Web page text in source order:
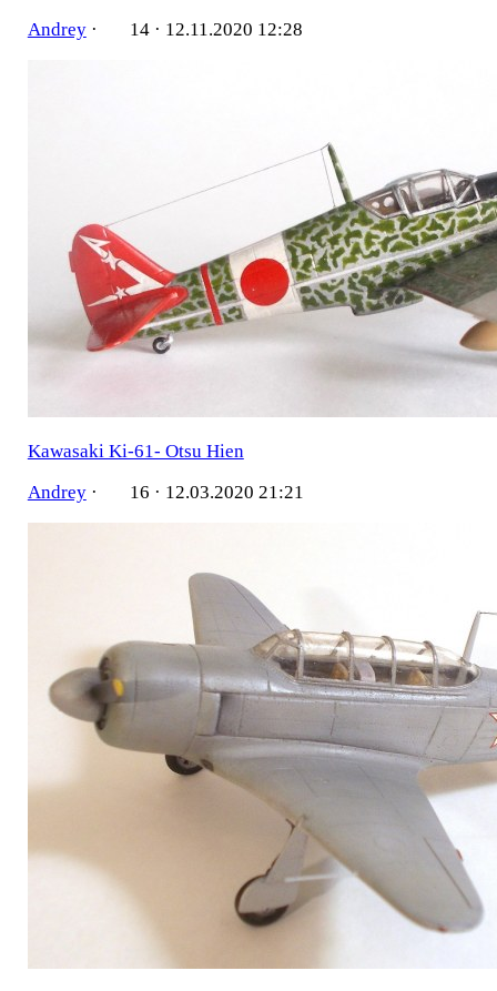
Andrey· 14 · 12.11.2020 12:28
Kawasaki Ki-61- Otsu Hien
Andrey· 16 · 12.03.2020 21:21